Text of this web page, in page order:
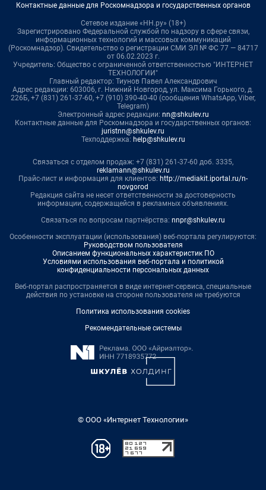
Контактные данные для Роскомнадзора и государственных органов
Сетевое издание «НН.ру» (18+)
Зарегистрировано Федеральной службой по надзору в сфере связи,
информационных технологий и массовых коммуникаций
(Роскомнадзор). Свидетельство о регистрации СМИ ЭЛ № ФС 77 — 84717
от 06.02.2023 г.
Учредитель: Общество с ограниченной ответственностью "ИНТЕРНЕТ
ТЕХНОЛОГИИ"
Главный редактор: Тиунов Павел Александрович
Адрес редакции: 603006, г. Нижний Новгород, ул. Максима Горького, д.
226Б, +7 (831) 261-37-60, +7 (910) 390-40-40 (сообщения WhatsApp, Viber,
Telegram)
Электронный адрес редакции: nn@shkulev.ru
Контактные данные для Роскомнадзора и государственных органов:
juristnn@shkulev.ru
Техподдержка: help@shkulev.ru
Связаться с отделом продаж: +7 (831) 261-37-60 доб. 3335,
reklamann@shkulev.ru
Прайс-лист и информация для клиентов: http://mediakit.iportal.ru/n-
novgorod
Редакция сайта не несет ответственности за достоверность
информации, содержащейся в рекламных объявлениях.
Связаться по вопросам партнёрства: nnpr@shkulev.ru
Особенности эксплуатации (использования) веб-портала регулируются:
Руководством пользователя
Описанием функциональных характеристик ПО
Условиями использования веб-портала и политикой
конфиденциальности персональных данных
Веб-портал распространяется в виде интернет-сервиса, специальные
действия по установке на стороне пользователя не требуются
Политика использования cookies
Рекомендательные системы
© ООО «Интернет Технологии»